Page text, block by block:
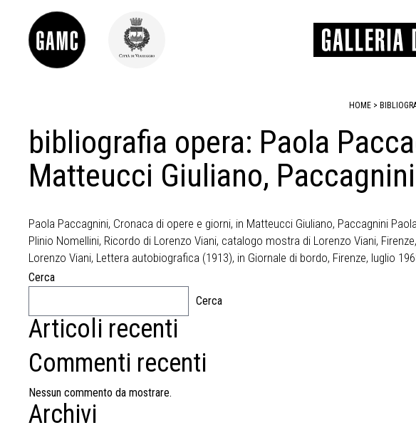
INFO
CONTATTI
DIDATTICA
SHOP
GLI AUTORI
LORENZO VIANI
MOSTRE
GRAFICA
PITTURA
SCULTURA
STAMPA
ALTRO
FOTOGRAFIA
HOME >
bibliografia opera: Paola
Matteucci Giuliano,
Paola Paccagnini, Cronaca di opere e giorni, in Matteucci Giuliano, Paccagnini
Plinio Nomellini, Ricordo di Lorenzo Viani, catalogo mostra di Lorenzo Viani,
Lorenzo Viani, Lettera autobiografica (1913), in Giornale di bordo, Firenze, luglio
Cerca
Cerca
Articoli recenti
Commenti recenti
Nessun commento da mostrare.
Archivi